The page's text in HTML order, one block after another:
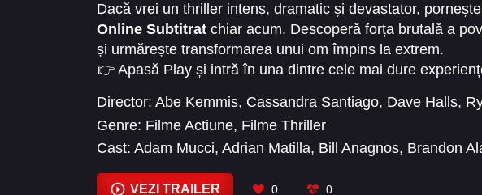
Dacă vrei un thriller intens, dramatic și devastator, pornește
Online Subtitrat chiar acum. Descoperă forța brutală a
și urmărește transformarea unui om împins la extrem.
👉 Apasă Play și intră în una dintre cele mai dure
Director: Abe Kemmis, Cassandra Santiago, Dave Halls,
Genre: Filme Actiune, Filme Thriller
Cast: Adam Mucci, Adrian Matilla, Bill Anagnos, Brandon
VEZI TRAILER 0 0